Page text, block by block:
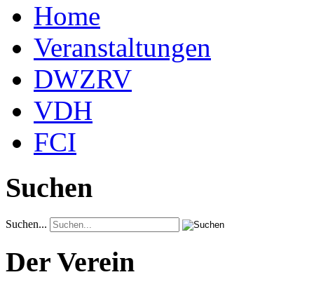
Home
Veranstaltungen
DWZRV
VDH
FCI
Suchen
Suchen...
Der Verein